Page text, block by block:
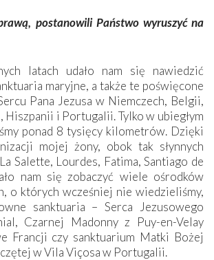
postanowili Państwo wyruszyć na
latach udało nam się nawiedzić
maryjne, a także te poświęcone
Pana Jezusa w Niemczech, Belgii,
Hiszpanii i Portugalii. Tylko w ubiegłym
ponad 8 tysięcy kilometrów. Dzięki
mojej żony, obok tak słynnych
Salette, Lourdes, Fatima, Santiago de
nam się zobaczyć wiele ośrodków
o których wcześniej nie wiedzieliśmy,
sanktuaria – Serca Jezusowego
Czarnej Madonny z Puy-en-Velay
Francji czy sanktuarium Matki Bożej
w Vila Viçosa w Portugalii.